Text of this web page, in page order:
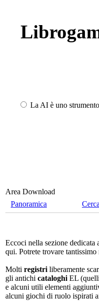
La AI è uno
Area Download
Panoramica
Eccoci nella sezione dedicata
qui. Potrete trovare tantissimo
Molti registri liberamente
gli antichi cataloghi EL
e alcuni utili elementi
alcuni giochi di ruolo ispirati